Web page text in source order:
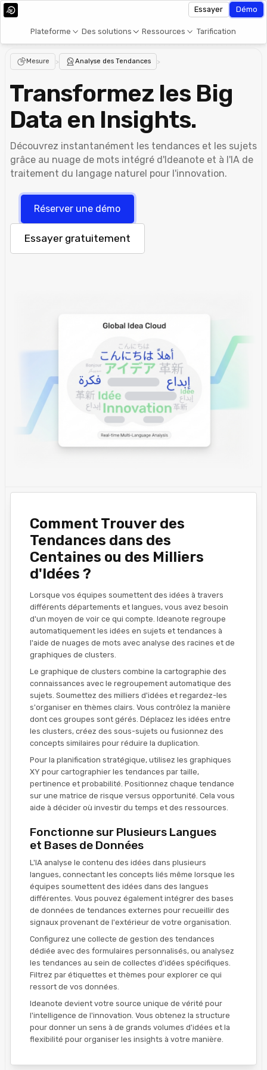
Plateforme Des solutions Ressources Tarification
Essayer Démo
Mesure > Analyse des Tendances >
Transformez les Big
Data en Insights.
Découvrez instantanément les tendances et les sujets
grâce au nuage de mots intégré d'Ideanote et à l'IA de
traitement du langage naturel pour l'innovation.
Réserver une démo
Essayer gratuitement
Comment Trouver des
Tendances dans des
Centaines ou des Milliers
d'Idées ?
Lorsque vos équipes soumettent des idées à travers
différents départements et langues, vous avez besoin
d'un moyen de voir ce qui compte. Ideanote regroupe
automatiquement les idées en sujets et tendances à
l'aide de nuages de mots avec analyse des racines et de
graphiques de clusters.
Le graphique de clusters combine la cartographie des
connaissances avec le regroupement automatique des
sujets. Soumettez des milliers d'idées et regardez-les
s'organiser en thèmes clairs. Vous contrôlez la manière
dont ces groupes sont gérés. Déplacez les idées entre
les clusters, créez des sous-sujets ou fusionnez des
concepts similaires pour réduire la duplication.
Pour la planification stratégique, utilisez les graphiques
XY pour cartographier les tendances par taille,
pertinence et probabilité. Positionnez chaque tendance
sur une matrice de risque versus opportunité. Cela vous
aide à décider où investir du temps et des ressources.
Fonctionne sur Plusieurs Langues
et Bases de Données
L'IA analyse le contenu des idées dans plusieurs
langues, connectant les concepts liés même lorsque les
équipes soumettent des idées dans des langues
différentes. Vous pouvez également intégrer des bases
de données de tendances externes pour recueillir des
signaux provenant de l'extérieur de votre organisation.
Configurez une collecte de gestion des tendances
dédiée avec des formulaires personnalisés, ou analysez
les tendances au sein de collectes d'idées spécifiques.
Filtrez par étiquettes et thèmes pour explorer ce qui
ressort de vos données.
Ideanote devient votre source unique de vérité pour
l'intelligence de l'innovation. Vous obtenez la structure
pour donner un sens à de grands volumes d'idées et la
flexibilité pour organiser les insights à votre manière.